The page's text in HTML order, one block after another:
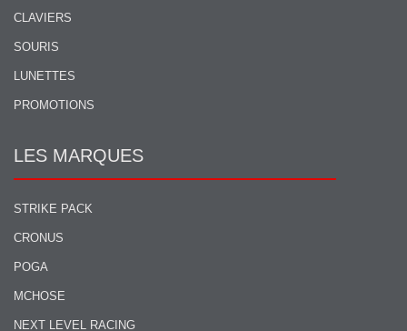
CLAVIERS
SOURIS
LUNETTES
PROMOTIONS
LES MARQUES
STRIKE PACK
CRONUS
POGA
MCHOSE
NEXT LEVEL RACING